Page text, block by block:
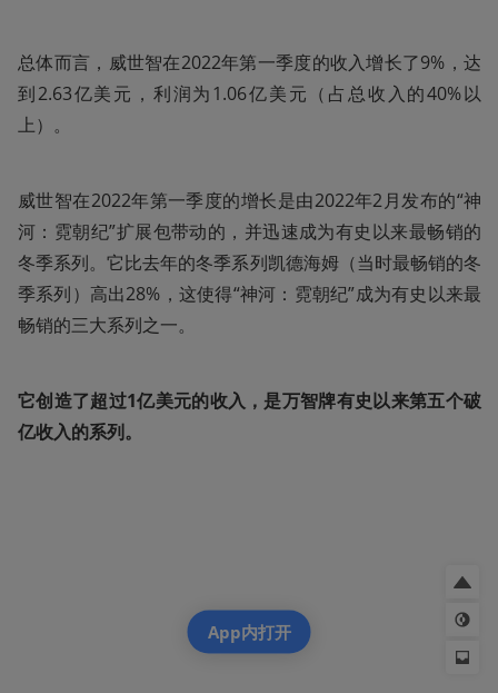
总体而言，威世智在2022年第一季度的收入增长了9%，达
到2.63亿美元，利润为1.06亿美元（占总收入的40%以
上）。
威世智在2022年第一季度的增长是由2022年2月发布的“神
河：霓朝纪”扩展包带动的，并迅速成为有史以来最畅销的
冬季系列。它比去年的冬季系列凯德海姆（当时最畅销的冬
季系列）高出28%，这使得“神河：霓朝纪”成为有史以来最
畅销的三大系列之一。
它创造了超过1亿美元的收入，是万智牌有史以来第五个破
亿收入的系列。
App内打开